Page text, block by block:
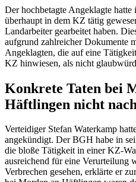
Der hochbetagte Angeklagte hatte
überhaupt in dem KZ tätig
Landarbeiter gearbeitet haben.
aufgrund zahlreicher Dokumente
Angeklagten, die auf eine
KZ hinwiesen, als nicht
Konkrete Taten bei
Häftlingen nicht
Verteidiger Stefan Waterkamp
angekündigt. Der BGH habe in
die bloße Tätigkeit in einer KZ-
ausreichend für eine Verurteilung
Verbrechen gesehen, erklärte er